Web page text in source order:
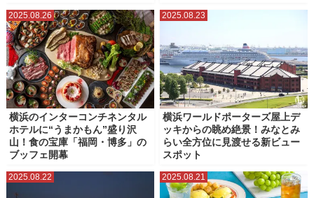
2025.08.26
横浜のインターコンチネンタル
ホテルに“うまかもん”盛り沢
山！食の宝庫「福岡・博多」の
ブッフェ開幕
2025.08.23
横浜ワールドポーターズ屋上デ
ッキからの眺め絶景！みなとみ
らい全方位に見渡せる新ビュー
スポット
2025.08.22 2025.08.21